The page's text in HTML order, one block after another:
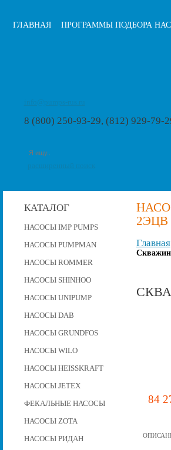
ГЛАВНАЯ ПРОГРАММЫ ПОДБОРА
8 (800) 250-93-29, (812) 929-79-
КАТАЛОГ
НАСОСЫ IMP PUMPS
НАСОСЫ PUMPMAN
НАСОСЫ ROMMER
НАСОСЫ SHINHOO
НАСОСЫ UNIPUMP
НАСОСЫ DAB
НАСОСЫ GRUNDFOS
НАСОСЫ WILO
НАСОСЫ HEISSKRAFT
НАСОСЫ JETEX
ФЕКАЛЬНЫЕ НАСОСЫ
НАСОСЫ ZOTA
НАСОСЫ РИДАН
2ЭЦВ
Главная
84